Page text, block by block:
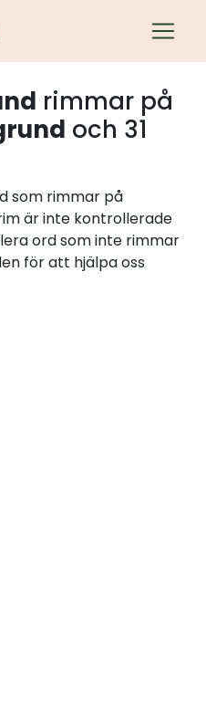
rimmar på
och 31
som rimmar på
är inte kontrollerade
ord som inte rimmar
för att hjälpa oss